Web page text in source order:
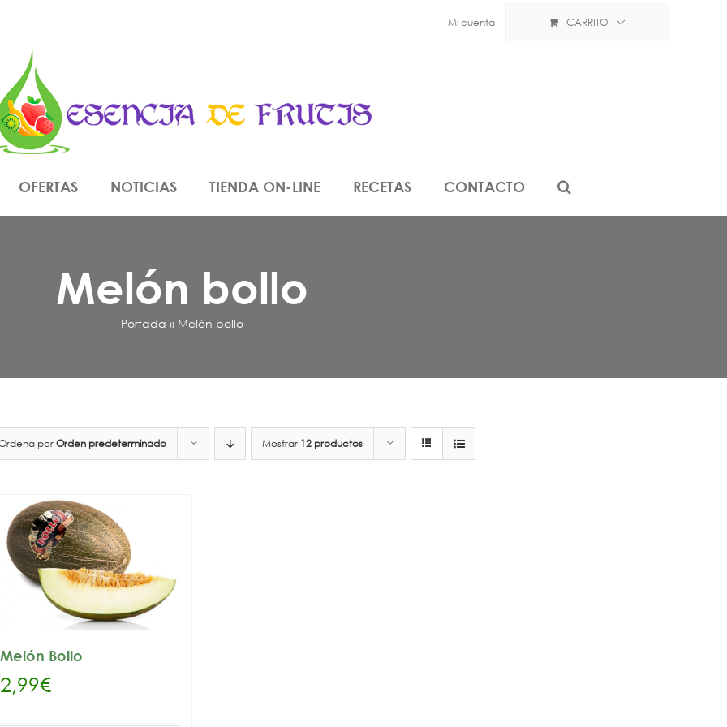
Mi cuenta CARRITO
OFERTAS NOTICIAS TIENDA ON-LINE RECETAS CONTACTO
Melón bollo
Portada » Melón bollo
porOrden predeterminado Mostrar 12 productos
Melón Bollo
2,99€